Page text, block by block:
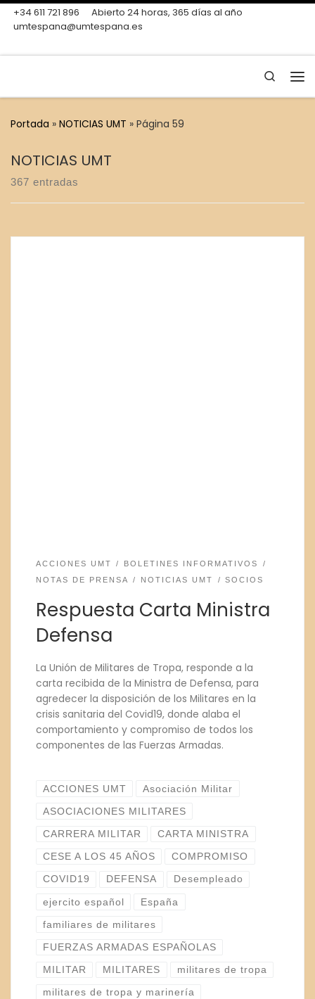
Skip to content
+34 611 721 896
Abierto 24 horas, 365 días al año
umtespana@umtespana.es
Search
Portada » NOTICIAS UMT » Página 59
NOTICIAS UMT
367 entradas
ACCIONES UMT
BOLETINES INFORMATIVOS
NOTAS DE PRENSA
NOTICIAS UMT SOCIOS
Respuesta Carta Ministra
Defensa
La Unión de Militares de Tropa, responde a la
carta recibida de la Ministra de Defensa, para
agredecer la disposición de los Militares en la
crisis sanitaria del Covid19, donde alaba el
comportamiento y compromiso de todos los
componentes de las Fuerzas Armadas.
ACCIONES UMT Asociación Militar
ASOCIACIONES MILITARES
CARRERA MILITAR CARTA MINISTRA
CESE A LOS 45 AÑOS COMPROMISO
COVID19 DEFENSA Desempleado
ejercito español España
familiares de militares
FUERZAS ARMADAS ESPAÑOLAS
MILITAR MILITARES militares de tropa
militares de tropa y marinería